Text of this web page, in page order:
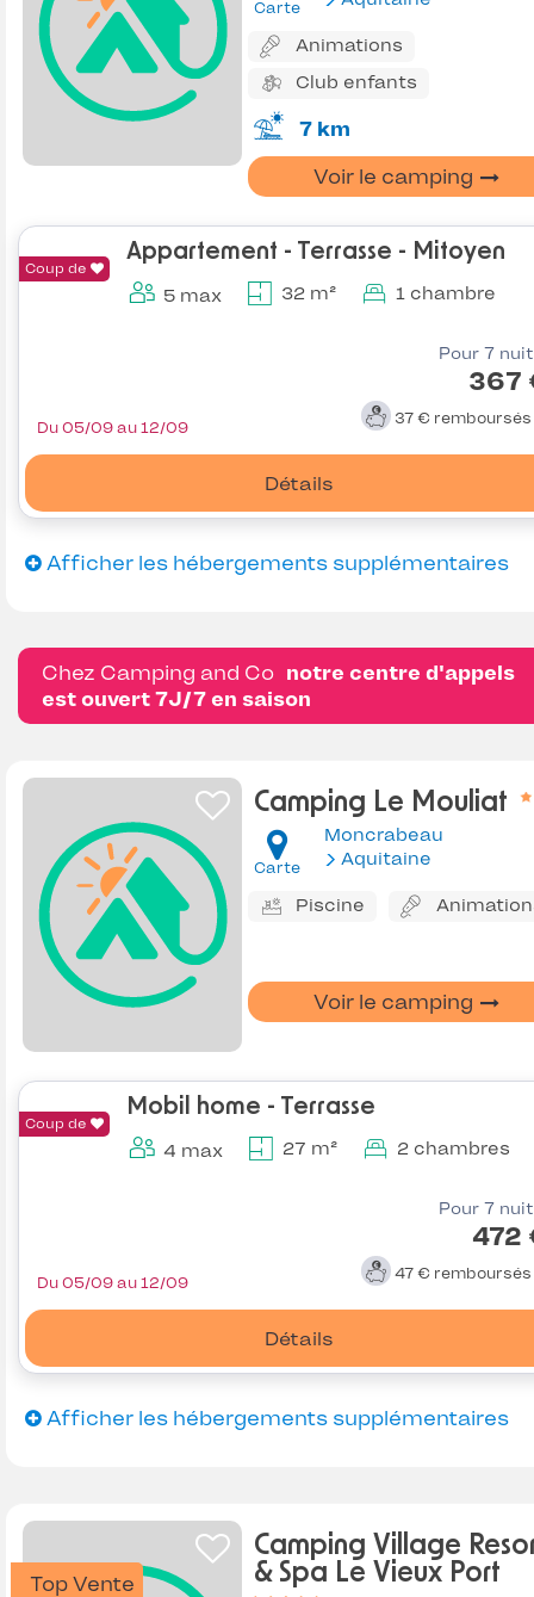
Carte
Animations
Club enfants
7 km
Voir le camping
Coup de
Appartement - Terrasse - Mitoyen
5 max 32 m² 1 chambre
Pour 7
367
37 € remboursés
Détails
Du 05/09 au 12/09
Afficher les hébergements supplémentaires
Chez Camping and Co notre centre d'appels
est ouvert 7J/7 en saison
Camping Le Mouliat
Carte
Moncrabeau
Aquitaine
Piscine
Voir le camping
Coup de
Mobil home - Terrasse
4 max 27 m² 2 chambres
Pour 7
472
47 € remboursés
Détails
Du 05/09 au 12/09
Afficher les hébergements supplémentaires
Top Vente
Camping Village
& Spa Le Vieux Port